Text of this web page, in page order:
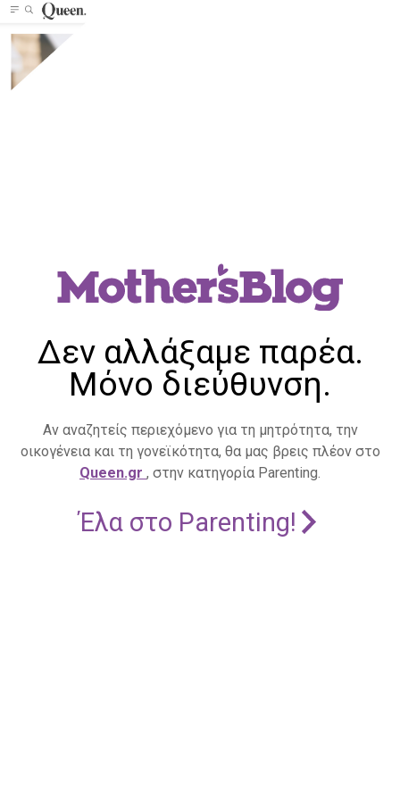
Δεν αλλάξαμε παρέα.
Μόνο διεύθυνση.
Αν αναζητείς περιεχόμενο για τη μητρότητα, την
οικογένεια και τη γονεϊκότητα, θα μας βρεις πλέον στο
Queen.gr , στην κατηγορία Parenting.
Έλα στο Parenting!